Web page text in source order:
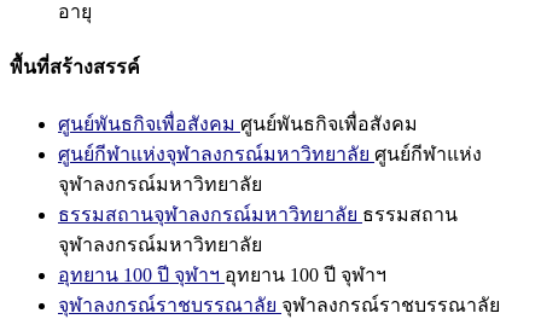
อายุ
พื้นที่สร้างสรรค์
ศูนย์พันธกิจเพื่อสังคม ศูนย์พันธกิจเพื่อสังคม
ศูนย์กีฬาแห่งจุฬาลงกรณ์มหาวิทยาลัย ศูนย์กีฬาแห่ง
จุฬาลงกรณ์มหาวิทยาลัย
ธรรมสถานจุฬาลงกรณ์มหาวิทยาลัย ธรรมสถาน
จุฬาลงกรณ์มหาวิทยาลัย
อุทยาน 100 ปี จุฬาฯ อุทยาน 100 ปี จุฬาฯ
จุฬาลงกรณ์ราชบรรณาลัย จุฬาลงกรณ์ราชบรรณาลัย